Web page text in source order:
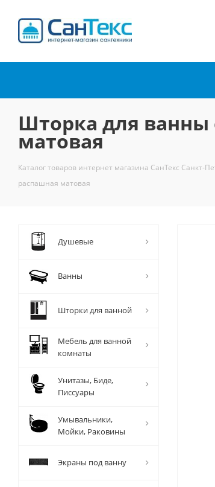
Шторка для ванны
матовая
Каталог товаров интернет магазина СанТекс Санкт-
распашная матовая
Душевые
Ванны
Шторки для ванной
Мебель для ванной
комнаты
Унитазы, Биде,
Писсуары
Умывальники,
Мойки, Раковины
Экраны под ванну